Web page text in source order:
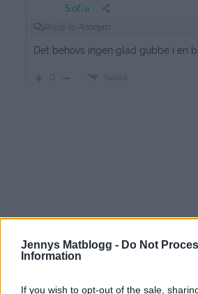
Jennys Matblogg - Do Not
Information
If you wish to opt-out of the sale,
Sofia
Anonym
Det behövs ingen glad gubbe i en
Svara
Baka till